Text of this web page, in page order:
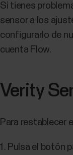
Si tienes
sensor a los
configurarlo de
cuenta Flow.
Verity
Para restablecer
Pulsa el botón